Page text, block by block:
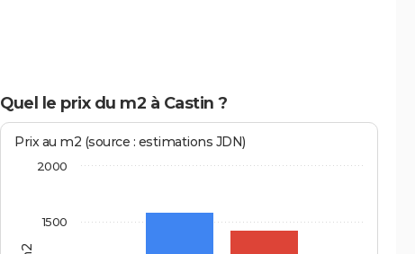
Quel le prix du m2 à Castin ?
Prix au m2 (source : estimations JDN)
1500
2000